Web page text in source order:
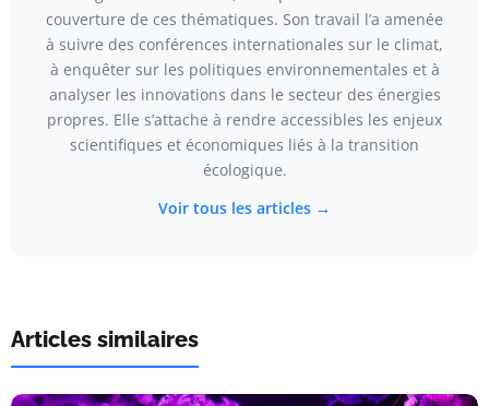
couverture de ces thématiques. Son travail l’a amenée
à suivre des conférences internationales sur le climat,
à enquêter sur les politiques environnementales et à
analyser les innovations dans le secteur des énergies
propres. Elle s’attache à rendre accessibles les enjeux
scientifiques et économiques liés à la transition
écologique.
Voir tous les articles →
Articles similaires